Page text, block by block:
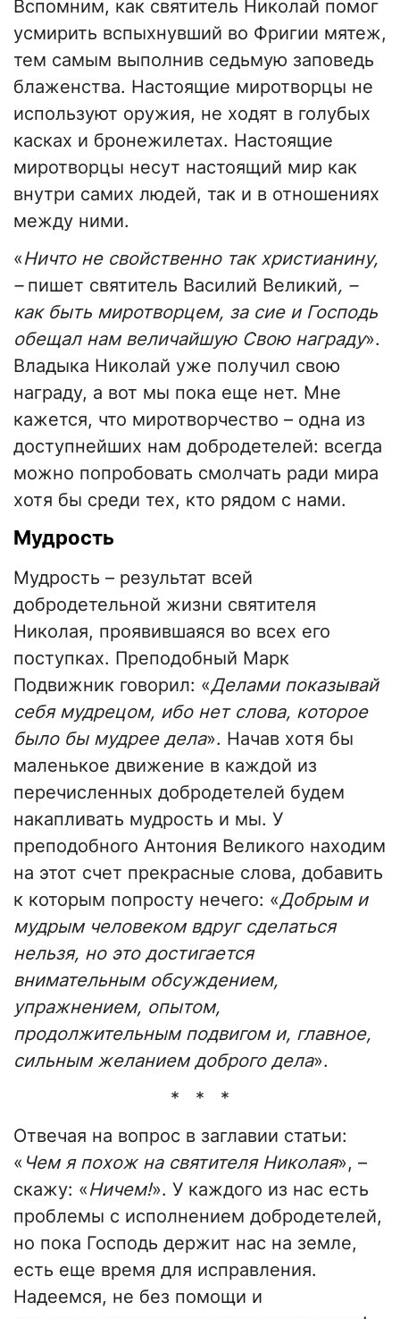
Вспомним, как святитель Николай помог
усмирить вспыхнувший во Фригии мятеж,
тем самым выполнив седьмую заповедь
блаженства. Настоящие миротворцы не
используют оружия, не ходят в голубых
касках и бронежилетах. Настоящие
миротворцы несут настоящий мир как
внутри самих людей, так и в отношениях
между ними.
«Ничто не свойственно так христианину,
– пишет святитель Василий Великий, –
как быть миротворцем, за сие и Господь
обещал нам величайшую Свою награду».
Владыка Николай уже получил свою
награду, а вот мы пока еще нет. Мне
кажется, что миротворчество – одна из
доступнейших нам добродетелей: всегда
можно попробовать смолчать ради мира
хотя бы среди тех, кто рядом с нами.
Мудрость
Мудрость – результат всей
добродетельной жизни святителя
Николая, проявившаяся во всех его
поступках. Преподобный Марк
Подвижник говорил: «Делами показывай
себя мудрецом, ибо нет слова, которое
было бы мудрее дела». Начав хотя бы
маленькое движение в каждой из
перечисленных добродетелей будем
накапливать мудрость и мы. У
преподобного Антония Великого находим
на этот счет прекрасные слова, добавить
к которым попросту нечего: «Добрым и
мудрым человеком вдруг сделаться
нельзя, но это достигается
внимательным обсуждением,
упражнением, опытом,
продолжительным подвигом и, главное,
сильным желанием доброго дела».
* * *
Отвечая на вопрос в заглавии статьи:
« Чем я похож на святителя Николая», –
скажу: «Ничем!». У каждого из нас есть
проблемы с исполнением добродетелей,
но пока Господь держит нас на земле,
есть еще время для исправления.
Надеемся, не без помощи и